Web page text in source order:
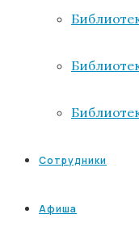
Сотрудники
Афиша